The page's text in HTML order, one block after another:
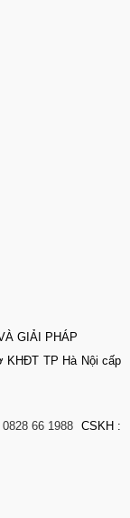
GIẢI PHÁP
KHĐT TP Hà Nội cấp
0828 66 1988 CSKH :